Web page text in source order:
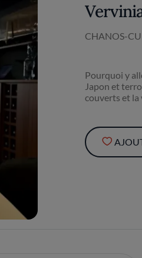
CHANOS-
Pourquoi y
Japon et
couverts et la